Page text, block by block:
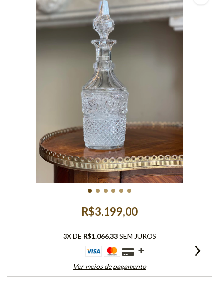
R$3.199,00
3X DE R$1.066,33SEM JUROS
Ver meios de pagamento